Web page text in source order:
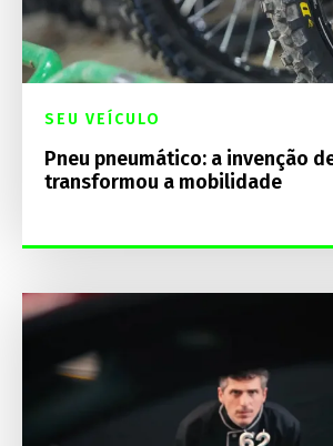
SEU VEÍCULO
Pneu pneumático: a invenção
transformou a mobilidade